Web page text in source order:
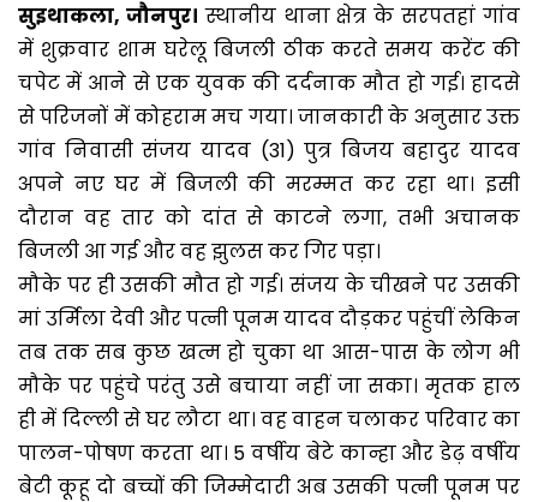
सुइथाकला, जौनपुर। स्थानीय थाना क्षेत्र के सरपतहां गांव
में शुक्रवार शाम घरेलू बिजली ठीक करते समय करेंट की
चपेट में आने से एक युवक की दर्दनाक मौत हो गई। हादसे
से परिजनों में कोहराम मच गया। जानकारी के अनुसार उक्त
गांव निवासी संजय यादव (31) पुत्र बिजय बहादुर यादव
अपने नए घर में बिजली की मरम्मत कर रहा था। इसी
दौरान वह तार को दांत से काटने लगा, तभी अचानक
बिजली आ गई और वह झुलस कर गिर पड़ा।
मौके पर ही उसकी मौत हो गई। संजय के चीखने पर उसकी
मां उर्मिला देवी और पत्नी पूनम यादव दौड़कर पहुंचीं लेकिन
तब तक सब कुछ खत्म हो चुका था आस-पास के लोग भी
मौके पर पहुंचे परंतु उसे बचाया नहीं जा सका। मृतक हाल
ही में दिल्ली से घर लौटा था। वह वाहन चलाकर परिवार का
पालन-पोषण करता था। 5 वर्षीय बेटे कान्हा और डेढ़ वर्षीय
बेटी कूहू दो बच्चों की जिम्मेदारी अब उसकी पत्नी पूनम पर